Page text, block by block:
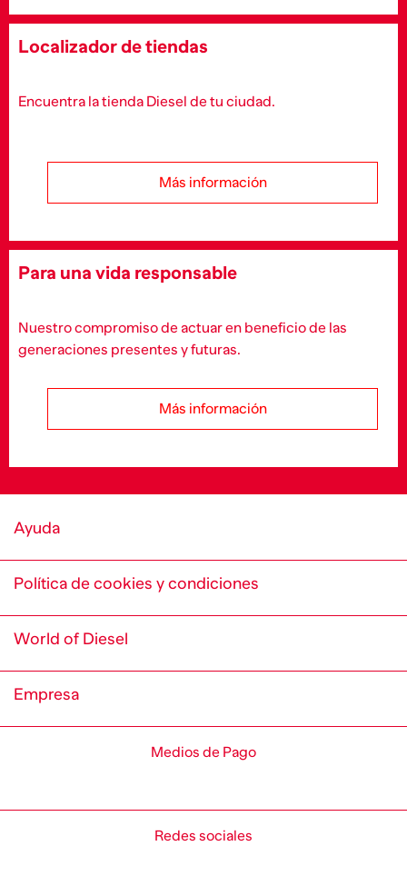
Localizador de tiendas
Encuentra la tienda Diesel de tu ciudad.
Más información
Para una vida responsable
Nuestro compromiso de actuar en beneficio de las
generaciones presentes y futuras.
Más información
Ayuda
Política de cookies y condiciones
World of Diesel
Empresa
Medios de Pago
Redes sociales